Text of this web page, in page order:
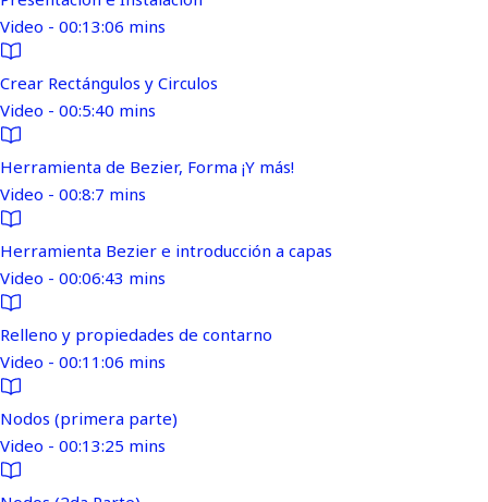
Video - 00:13:06 mins
Crear Rectángulos y Circulos
Video - 00:5:40 mins
Herramienta de Bezier, Forma ¡Y más!
Video - 00:8:7 mins
Herramienta Bezier e introducción a capas
Video - 00:06:43 mins
Relleno y propiedades de contarno
Video - 00:11:06 mins
Nodos (primera parte)
Video - 00:13:25 mins